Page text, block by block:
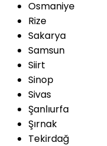
Osmaniye
Rize
Sakarya
Samsun
Siirt
Sinop
Sivas
Şanlıurfa
Şırnak
Tekirdağ